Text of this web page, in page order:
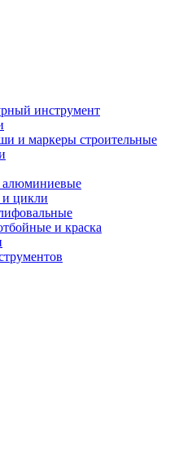
инструмент
и маркеры строительные
алюминиевые
цикли
и краска